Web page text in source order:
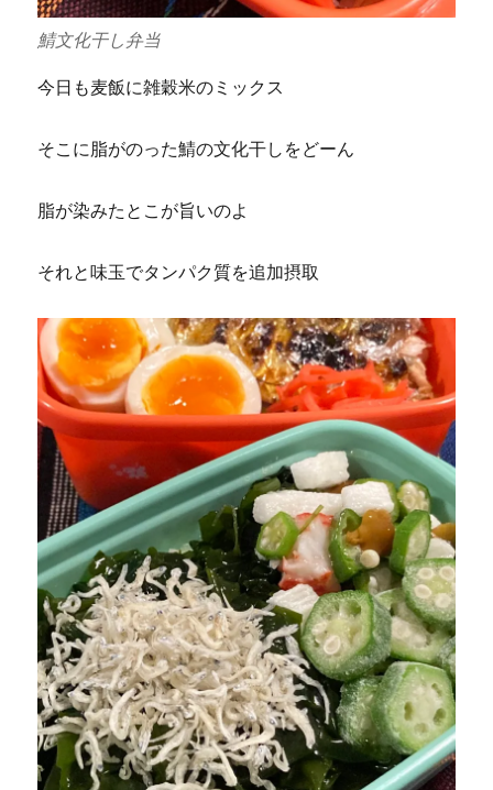
鯖文化干し弁当
今日も麦飯に雑穀米のミックス
そこに脂がのった鯖の文化干しをどーん
脂が染みたとこが旨いのよ
それと味玉でタンパク質を追加摂取